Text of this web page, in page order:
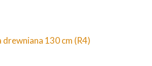
130 cm (R4)